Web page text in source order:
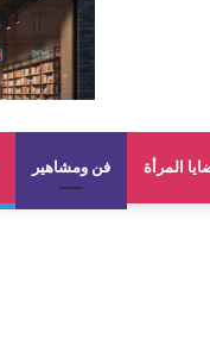
المرأة فن ومشاهير